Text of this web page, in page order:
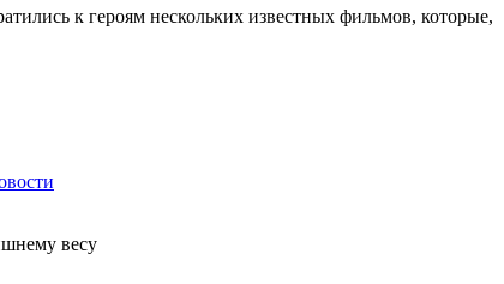
к героям нескольких известных фильмов, которые,
весу